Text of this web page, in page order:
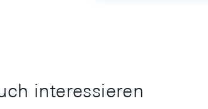
interessieren